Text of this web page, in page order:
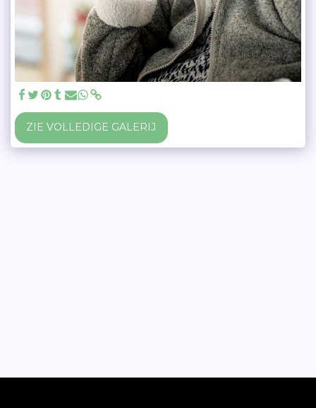
ZIE VOLLEDIGE GALERIJ